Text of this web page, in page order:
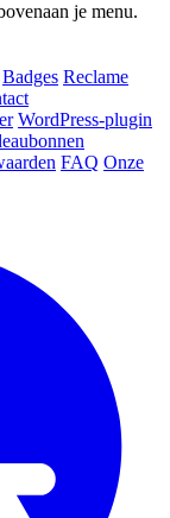
je menu.
Badges Reclame
WordPress-plugin
FAQ Onze